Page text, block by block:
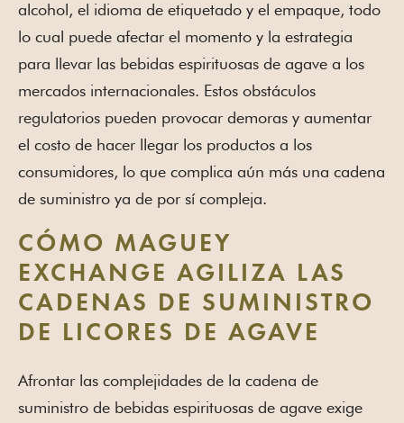
alcohol, el idioma de etiquetado y el empaque, todo
lo cual puede afectar el momento y la estrategia
para llevar las bebidas espirituosas de agave a los
mercados internacionales. Estos obstáculos
regulatorios pueden provocar demoras y aumentar
el costo de hacer llegar los productos a los
consumidores, lo que complica aún más una cadena
de suministro ya de por sí compleja.
CÓMO MAGUEY
EXCHANGE AGILIZA LAS
CADENAS DE SUMINISTRO
DE LICORES DE AGAVE
Afrontar las complejidades de la cadena de
suministro de bebidas espirituosas de agave exige